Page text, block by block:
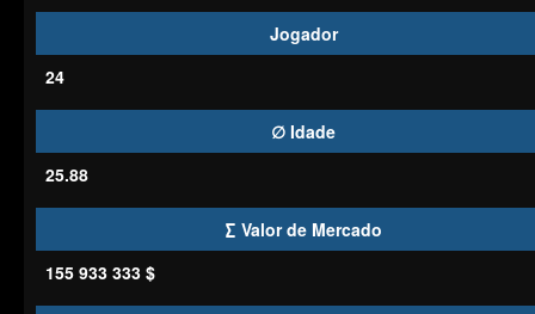
Jogador
24
∅ Idade
25.88
∑ Valor de Mercado
155 933 333 $